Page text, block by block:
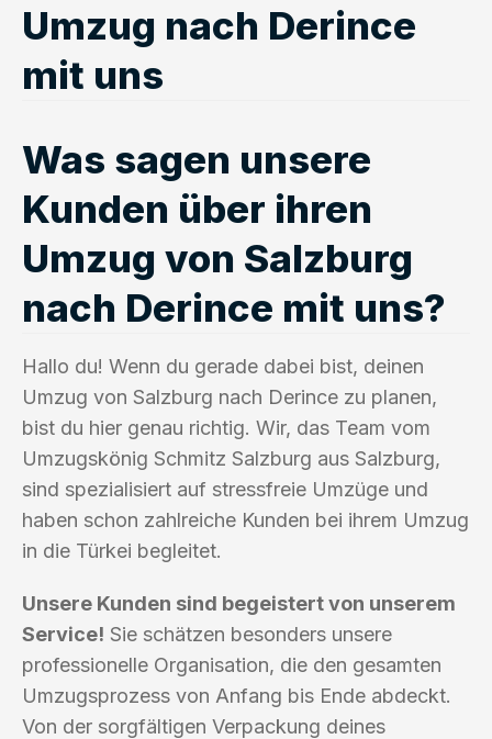
Umzug nach Derince
mit uns
Was sagen unsere
Kunden über ihren
Umzug von Salzburg
nach Derince mit uns?
Hallo du! Wenn du gerade dabei bist, deinen
Umzug von Salzburg nach Derince zu planen,
bist du hier genau richtig. Wir, das Team vom
Umzugskönig Schmitz Salzburg aus Salzburg,
sind spezialisiert auf stressfreie Umzüge und
haben schon zahlreiche Kunden bei ihrem Umzug
in die Türkei begleitet.
Unsere Kunden sind begeistert von unserem
Service! Sie schätzen besonders unsere
professionelle Organisation, die den gesamten
Umzugsprozess von Anfang bis Ende abdeckt.
Von der sorgfältigen Verpackung deines